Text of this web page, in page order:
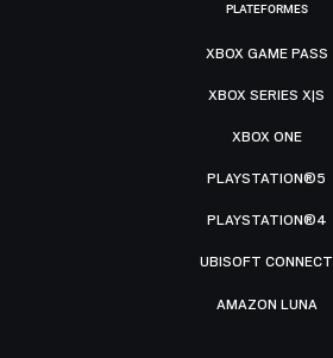
PLATEFORMES
XBOX GAME PASS
XBOX SERIES X|S
XBOX ONE
PLAYSTATION®5
PLAYSTATION®4
UBISOFT CONNECT
AMAZON LUNA